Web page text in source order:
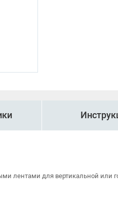
лентами для вертикальной или